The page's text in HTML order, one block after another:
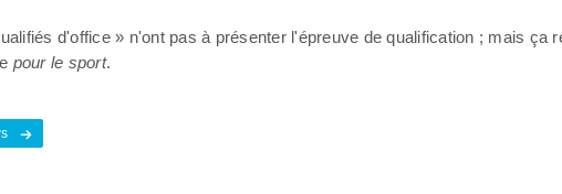
d'office » n'ont pas à présenter l'épreuve de qualification ; mais ça
pour le sport.